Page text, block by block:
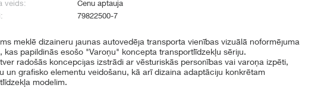
veids:
Cenu aptauja
79822500-7
meklē dizaineru jaunas autovedēja transporta vienības vizuālā noformējuma
kas papildinās esošo "Varoņu" koncepta transportlīdzekļu sēriju.
radošās koncepcijas izstrādi ar vēsturiskās personības vai varoņa izpēti,
un grafisko elementu veidošanu, kā arī dizaina adaptāciju konkrētam
modelim.